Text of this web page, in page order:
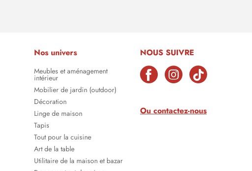
Nos univers
Meubles et aménagement
intérieur
Mobilier de jardin (outdoor)
Décoration
Linge de maison
Tapis
Tout pour la cuisine
Art de la table
Utilitaire de la maison et bazar
NOUS SUIVRE
Ou contactez-nous